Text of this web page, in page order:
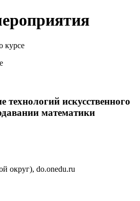
курсе
искусственного
математики
округ), do.onedu.ru